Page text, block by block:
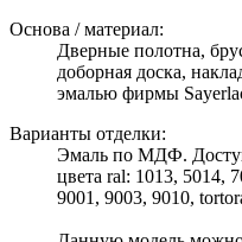
Основа / материал:
Дверные полотна,
доборная доска,
эмалью фирмы
Варианты отделки:
Эмаль по МДФ.
цвета ral: 1013, 5014,
9001, 9003, 9010,